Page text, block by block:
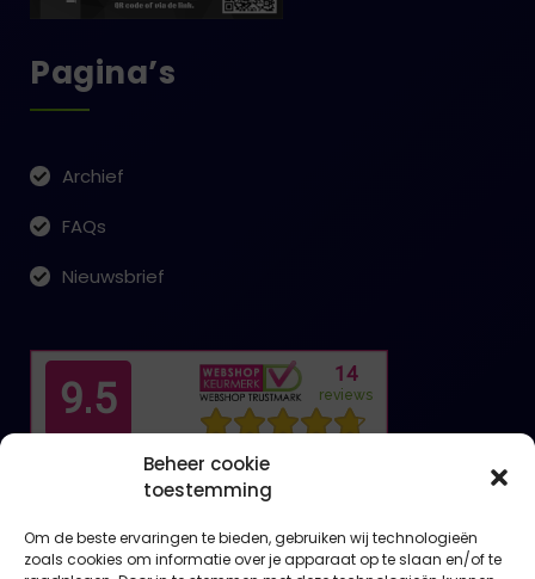
Beheer cookie
toestemming
Om de beste ervaringen te bieden, gebruiken wij technologieën
zoals cookies om informatie over je apparaat op te slaan en/of te
Pagina’s
Archief
FAQs
Nieuwsbrief